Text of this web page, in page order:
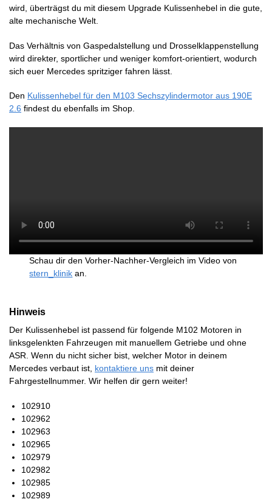
wird, überträgst du mit diesem Upgrade Kulissenhebel in die gute,
alte mechanische Welt.
Das Verhältnis von Gaspedalstellung und Drosselklappenstellung
wird direkter, sportlicher und weniger komfort-orientiert, wodurch
sich euer Mercedes spritziger fahren lässt.
Den Kulissenhebel für den M103 Sechszylindermotor aus 190E
2.6 findest du ebenfalls im Shop.
Schau dir den Vorher-Nachher-Vergleich im Video von
stern_klinik an.
Hinweis
Der Kulissenhebel ist passend für folgende M102 Motoren in
linksgelenkten Fahrzeugen mit manuellem Getriebe und ohne
ASR. Wenn du nicht sicher bist, welcher Motor in deinem
Mercedes verbaut ist, kontaktiere uns mit deiner
Fahrgestellnummer. Wir helfen dir gern weiter!
102910
102962
102963
102965
102979
102982
102985
102989